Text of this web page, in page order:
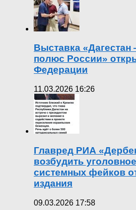
Выставка
полюс России»
Федерации
11.03.2026 16:26
Главред РИА
возбудить
системных фейков
издания
09.03.2026 17:58